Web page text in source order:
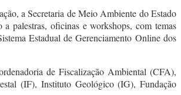
a Secretaria de Meio Ambiente do Estado
palestras, oficinas e workshops, com temas
Estadual de Gerenciamento Online dos
de Fiscalização Ambiental (CFA),
(IF), Instituto Geológico (IG), Fundação